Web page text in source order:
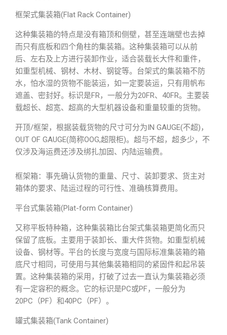
框架式集装箱(Flat Rack Container)
这种集装箱的特点是没有箱顶和侧壁，甚至连端壁也去掉
而只有底板和四个角柱的集装箱。这种集装箱可以从前
后、左右及上方进行装卸作业，适合装载长大件和重件，
如重型机械、钢材、木材、钢锭等。台架式的集装箱不防
水，怕水湿的货物不能装运，如一定要装运，只有用帆布
遮盖、密封好。标识是FR，一般分为20FR、40FR。主要装
载超长、超宽、超高的大型机器设备和重量较重的货物。
开顶/框架，根据装载货物的尺寸可分为IN GAUGE(不超)，
OUT OF GAUGE(简称OOG,超限柜)。超与不超，超多少，不
仅涉及海运费还涉及绑扎加固、内陆运输费。
框架箱：事先确认货物的重量、尺寸、装卸要求、货主对
箱体的要求、陆运过程的可行性、准确核算费用。
平台式集装箱(Plat-form Container)
又称平板特种箱，这种集装箱比台架式集装箱更简化而只
保留了底板。主要用于装卸长、重大件货物。如重型机械
设备、钢材等。平台的长度与宽度与国际标准集装箱的箱
底尺寸相同，可使用与其他集装箱相同的紧固件和起吊装
置。这种集装箱的采用，打破了过去一直认为集装箱必须
有一定容积的概念。它的标识是PC或PF，一般分为
20PC（PF）和40PC（PF）。
罐式集装箱(Tank Container)